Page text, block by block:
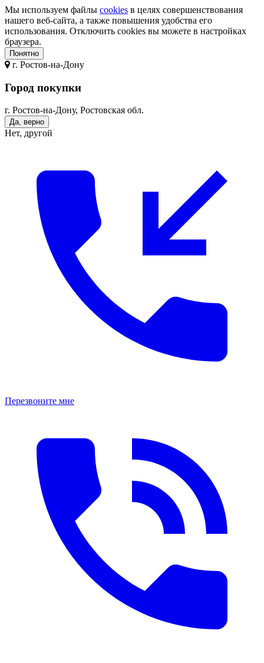
Мы используем файлы cookies в целях совершенствования
нашего веб-сайта, а также повышения удобства его
использования. Отключить cookies вы можете в настройках
браузера.
Понятно
г. Ростов-на-Дону
Город покупки
г. Ростов-на-Дону, Ростовская обл.
Да, верно
Нет, другой
Перезвоните мне